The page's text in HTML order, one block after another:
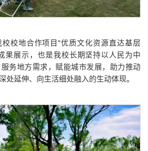
校地合作项目“优质文化资源直达基层
展示，也是我校长期坚持以人民为中
务地方需求，赋能城市发展，助力推动
处延伸、向生活细处融入的生动体现。